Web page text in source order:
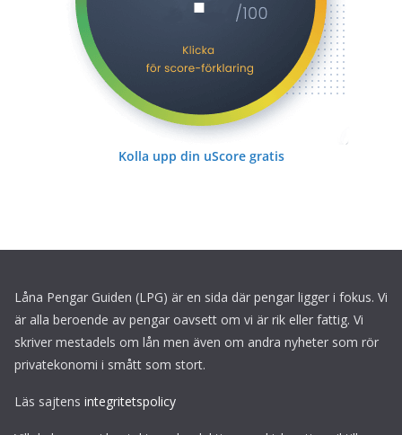
Kolla upp din uScore gratis
Låna Pengar Guiden (LPG) är en sida där pengar ligger i fokus. Vi
är alla beroende av pengar oavsett om vi är rik eller fattig. Vi
skriver mestadels om lån men även om andra nyheter som rör
privatekonomi i smått som stort.
Läs sajtens integritetspolicy